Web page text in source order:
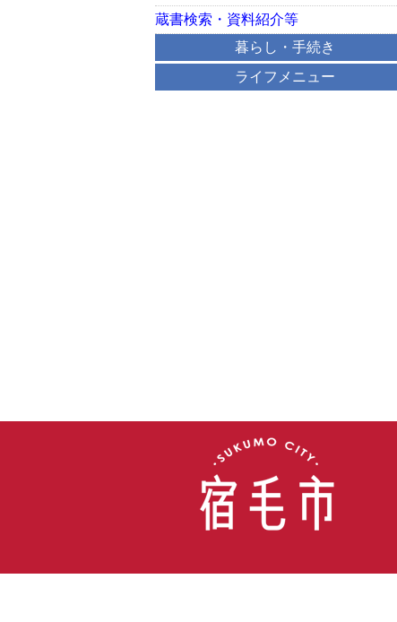
蔵書検索・資料紹介等
暮らし・手続き
ライフメニュー